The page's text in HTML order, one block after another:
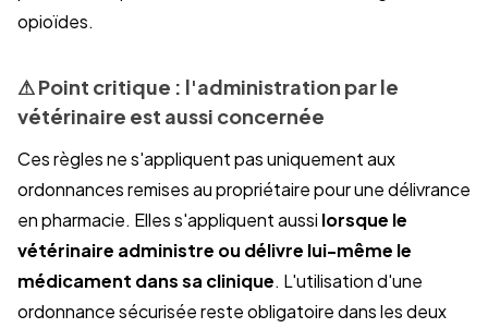
opioïdes.
⚠Point critique : l'administration par le
vétérinaire est aussi concernée
Ces règles ne s'appliquent pas uniquement aux
ordonnances remises au propriétaire pour une délivrance
en pharmacie. Elles s'appliquent aussi lorsque le
vétérinaire administre ou délivre lui-même le
médicament dans sa clinique. L'utilisation d'une
ordonnance sécurisée reste obligatoire dans les deux